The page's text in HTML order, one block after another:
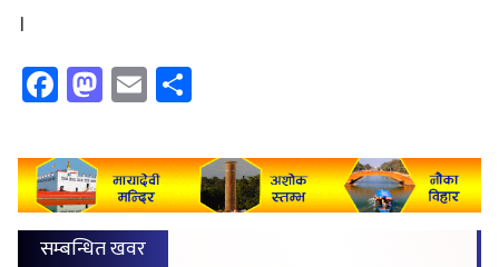
।
Facebook
Mastodon
Email
सम्बन्धित खवर